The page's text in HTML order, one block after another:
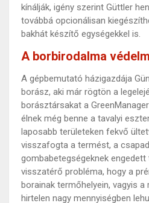
kínálják, igény szerint Güttler
továbbá opcionálisan
bakhát készítő egységekkel is.
A borbirodalma
A gépbemutató házigazdája
borász, aki már rögtön a
borásztársakat a
élnek még benne a tavalyi
laposabb területeken fekvő
visszafogta a termést, a
gombabetegségeknek engedett
visszatérő probléma, hogy a
borainak termőhelyein, vagyis a
hirtelen nagy mennyiségben